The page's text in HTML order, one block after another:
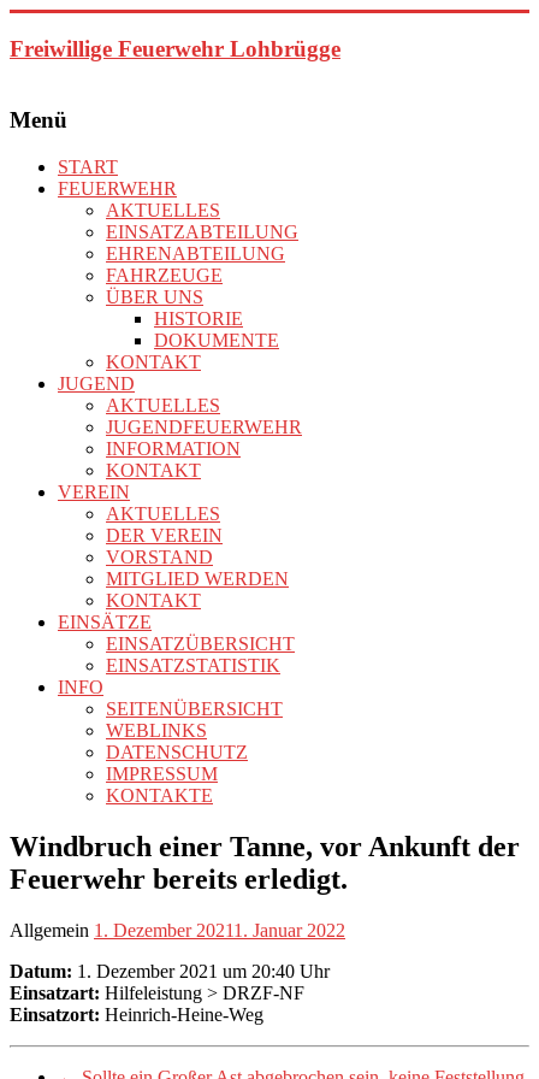
Inhalt
springen
Freiwillige Feuerwehr Lohbrügge
Menü
START
FEUERWEHR
AKTUELLES
EINSATZABTEILUNG
EHRENABTEILUNG
FAHRZEUGE
ÜBER UNS
HISTORIE
DOKUMENTE
KONTAKT
JUGEND
AKTUELLES
JUGENDFEUERWEHR
INFORMATION
KONTAKT
VEREIN
AKTUELLES
DER VEREIN
VORSTAND
MITGLIED WERDEN
KONTAKT
EINSÄTZE
EINSATZÜBERSICHT
EINSATZSTATISTIK
INFO
SEITENÜBERSICHT
WEBLINKS
DATENSCHUTZ
IMPRESSUM
KONTAKTE
Windbruch einer Tanne, vor Ankunft der
Feuerwehr bereits erledigt.
Allgemein 1. Dezember 20211. Januar 2022
Datum: 1. Dezember 2021 um 20:40 Uhr
Einsatzart: Hilfeleistung > DRZF-NF
Einsatzort: Heinrich-Heine-Weg